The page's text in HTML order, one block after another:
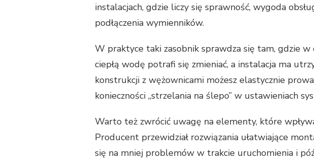
instalacjach, gdzie liczy się sprawność, wygoda
podłączenia wymienników.
W praktyce taki zasobnik sprawdza się tam, gdzie
ciepłą wodę potrafi się zmieniać, a instalacja ma
konstrukcji z wężownicami możesz elastycznie
konieczności „strzelania na ślepo” w ustawieniach
Warto też zwrócić uwagę na elementy, które
Producent przewidział rozwiązania ułatwiające
się na mniej problemów w trakcie uruchomienia i